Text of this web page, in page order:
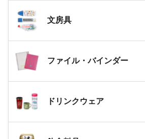
文房具
ファイル・バインダー
ドリンクウェア